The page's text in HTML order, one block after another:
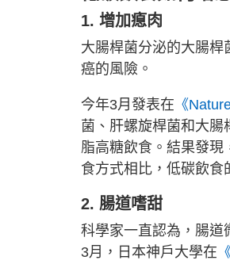
1. 增加瘜肉
大腸桿菌分泌的大腸
癌的風險。
今年3月發表在 《
菌、肝螺旋桿菌和大
脂高糖飲食。結果發
食方式相比，低碳飲食
2. 腸道嗜甜
科學家一直認為，腸道
3月，日本神戶大學在